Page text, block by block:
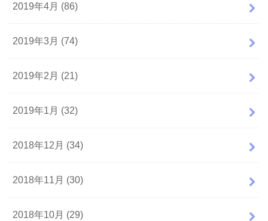
2019年4月 (86)
2019年3月 (74)
2019年2月 (21)
2019年1月 (32)
2018年12月 (34)
2018年11月 (30)
2018年10月 (29)